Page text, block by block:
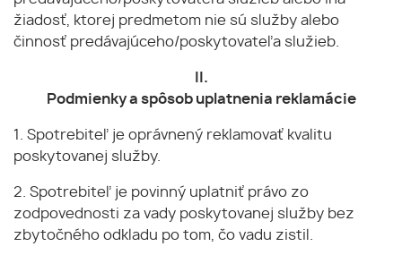
žiadosť, ktorej predmetom nie sú služby alebo
činnosť predávajúceho/poskytovateľa služieb.
II.
Podmienky a spôsob uplatnenia reklamácie
1. Spotrebiteľ je oprávnený reklamovať kvalitu
poskytovanej služby.
2. Spotrebiteľ je povinný uplatniť právo zo
zodpovednosti za vady poskytovanej služby bez
zbytočného odkladu po tom, čo vadu zistil.